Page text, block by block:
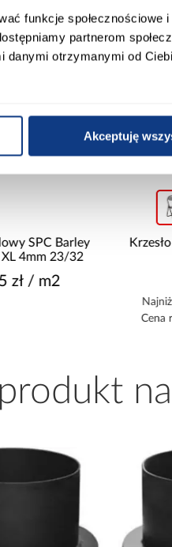
funkcje społecznościowe i
partnerom
danymi otrzymanymi od
Akceptuję
SPC Barley
4mm 23/32
zł / m2
Cena